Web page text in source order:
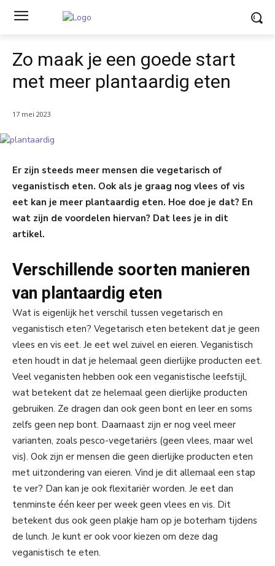
Zo maak je een goede start
met meer plantaardig eten
17 mei 2023
Er zijn steeds meer mensen die vegetarisch of
veganistisch eten. Ook als je graag nog vlees of vis
eet kan je meer plantaardig eten. Hoe doe je dat? En
wat zijn de voordelen hiervan? Dat lees je in dit
artikel.
Verschillende soorten manieren
van plantaardig eten
Wat is eigenlijk het verschil tussen vegetarisch en
veganistisch eten? Vegetarisch eten betekent dat je geen
vlees en vis eet. Je eet wel zuivel en eieren. Veganistisch
eten houdt in dat je helemaal geen dierlijke producten eet.
Veel veganisten hebben ook een veganistische leefstijl,
wat betekent dat ze helemaal geen dierlijke producten
gebruiken. Ze dragen dan ook geen bont en leer en soms
zelfs geen nep bont. Daarnaast zijn er nog veel meer
varianten, zoals pesco-vegetariërs (geen vlees, maar wel
vis). Ook zijn er mensen die geen dierlijke producten eten
met uitzondering van eieren. Vind je dit allemaal een stap
te ver? Dan kan je ook flexitariër worden. Je eet dan
tenminste één keer per week geen vlees en vis. Dit
betekent dus ook geen plakje ham op je boterham tijdens
de lunch. Je kunt er ook voor kiezen om deze dag
veganistisch te eten.